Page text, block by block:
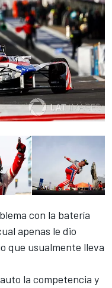
con la batería
apenas le dio
que usualmente lleva
la competencia y